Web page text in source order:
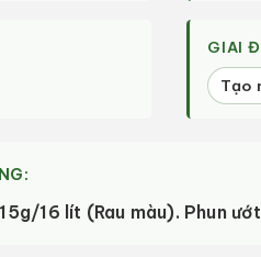
GIAI
Tạo
16 lít (Rau màu). Phun